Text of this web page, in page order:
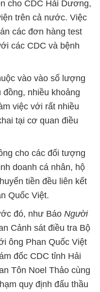
cho CDC Hải Dương,
trên cả nước. Việc
các đơn hàng test
các CDC và bệnh
vào vào số lượng
nhiều khoảng
việc với rất nhiều
tại cơ quan điều
cho các đối tượng
doanh cá nhân, hộ
tiền đều liên kết
Quốc Việt.
đó, như Báo Người
Cảnh sát điều tra Bộ
ông Phan Quốc Việt
đốc CDC tỉnh Hải
Tôn Noel Thảo cùng
quy định đấu thầu